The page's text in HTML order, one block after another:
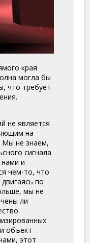
края
могла бы
что требует
не является
на
Мы не знаем,
сигнала
и
чем-то, что
по
мы не
ли
объект
этот